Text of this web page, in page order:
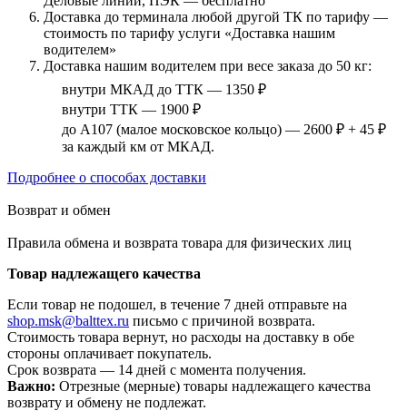
Доставка до терминала любой другой ТК по тарифу —
стоимость по тарифу услуги «Доставка нашим
водителем»
Доставка нашим водителем при весе заказа до 50 кг:
внутри МКАД до ТТК — 1350 ₽
внутри ТТК — 1900 ₽
до А107 (малое московское кольцо) — 2600 ₽ + 45 ₽
за каждый км от МКАД.
Подробнее о способах доставки
Возврат и обмен
Правила обмена и возврата товара для физических лиц
Товар надлежащего качества
Если товар не подошел, в течение 7 дней отправьте на
shop.msk@balttex.ru письмо с причиной возврата.
Стоимость товара вернут, но расходы на доставку в обе
стороны оплачивает покупатель.
Срок возврата — 14 дней с момента получения.
Важно: Отрезные (мерные) товары надлежащего качества
возврату и обмену не подлежат.